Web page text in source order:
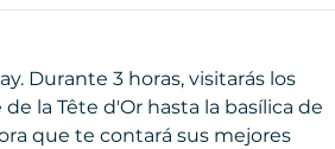
Durante 3 horas, visitarás los
la Tête d'Or hasta la basílica de
que te contará sus mejores